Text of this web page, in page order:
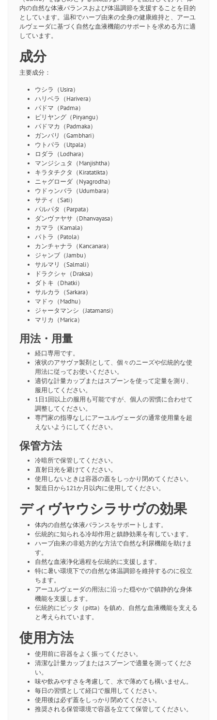
内の自然な体液バランスおよび体温調節を支援することを目的
としています。温和でハーブ由来の全身の健康維持と、アーユ
ルヴェーダに基づく自然な血液機能のサポートを求める方に適
しています。
成分
主要成分：
ウシラ（Usira）
ハリベラ（Harivera）
パドマ（Padma）
ピリヤング（Piryangu）
パドマカ（Padmaka）
ガンバリ（Gambhari）
ウトパラ（Utpala）
ロダラ（Lodhara）
マンジシュタ（Manjishtha）
キラタチクタ（Kiratatikta）
ニャグローダ（Nyagrodha）
ウドゥンバラ（Udumbara）
サティ（Sati）
パルパタ（Parpata）
ダンヴァヤサ（Dhanvayasa）
カマラ（Kamala）
パトラ（Patola）
カンチャナラ（Kancanara）
ジャンブ（Jambu）
サルマリ（Salmali）
ドラクシャ（Draksa）
ダトキ（Dhatki）
サルカラ（Sarkara）
マドゥ（Madhu）
ジャータマンシ（Jatamansi）
マリカ（Marica）
用法・用量
経口専用です。
液状のアサヴァ製剤として、個々のニーズや伝統的な使
用法に従ってお使いください。
適切な計量カップまたはスプーンを使って定量を測り、
服用してください。
1日1回以上の服用も可能ですが、個人の習慣に合わせて
調整してください。
専門家の指導なしにアーユルヴェーダの通常使用量を超
えないようにしてください。
保管方法
冷暗所で保管してください。
直射日光を避けてください。
使用しないときは容器の蓋をしっかり閉めてください。
製造日から121か月以内に使用してください。
ディヴヤウシラサヴの効果
体内の自然な体液バランスをサポートします。
伝統的に知られる冷却作用と鎮静効果を有しています。
ハーブ由来の非処方的な方法で自然な利尿機能を助けま
す。
自然な血液浄化過程を伝統的に支援します。
特に暑い環境下での自然な体温調節を維持するのに役立
ちます。
アーユルヴェーダの用法に沿った穏やかで鎮静的な身体
機能を支援します。
伝統的にピッタ（pitta）を鎮め、自然な血液機能を支える
と考えられています。
使用方法
使用前に容器をよく振ってください。
清潔な計量カップまたはスプーンで適量を測ってくださ
い。
味や飲みやすさを考慮して、水で薄めても構いません。
毎日の習慣として経口で服用してください。
使用後は必ず蓋をしっかり閉めてください。
推奨される保管環境で容器を立てて保管してください。